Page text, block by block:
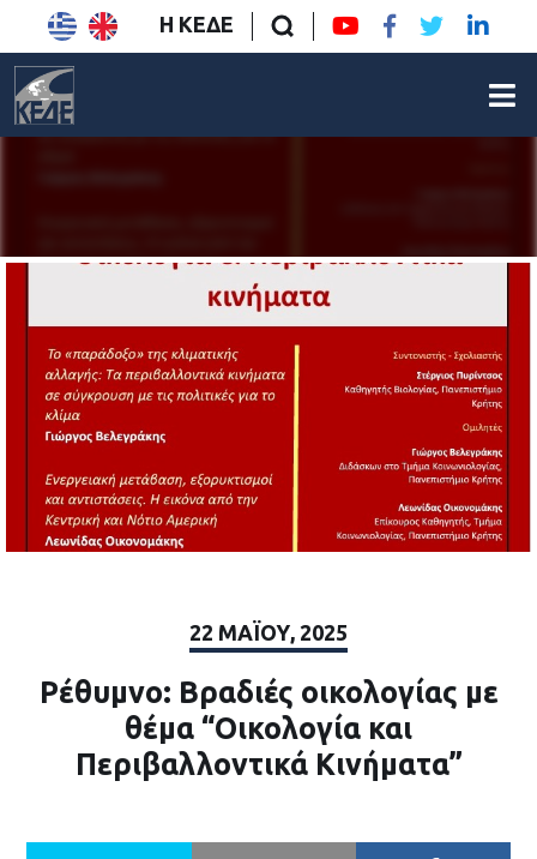
Η ΚΕΔΕ
22 ΜΑΪ́ΟΥ, 2025
Ρέθυμνο: Βραδιές οικολογίας με
θέμα “Οικολογία και
Περιβαλλοντικά Κινήματα”